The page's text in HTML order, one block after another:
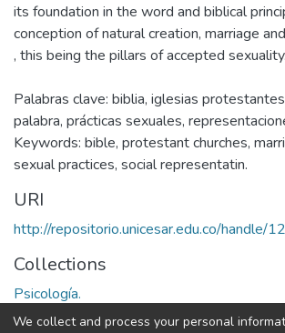
its foundation in the word and biblical
conception of natural creation, marriage
, this being the pillars of accepted sexuality.
Palabras clave: biblia, iglesias
palabra, prácticas sexuales,
Keywords: bible, protestant churches,
sexual practices, social representatin.
URI
http://repositorio.unicesar.edu.co/handle/
Collections
Psicología.
We collect and process your personal